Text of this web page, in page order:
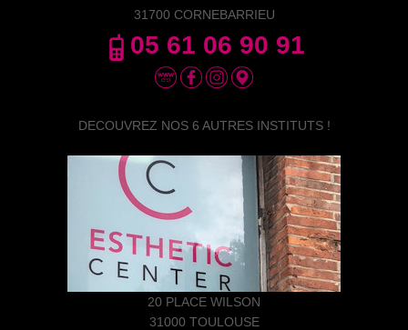
31700 CORNEBARRIEU
05 61 06 90 91
DECOUVREZ NOS 6 AUTRES INSTITUTS !
20 PLACE WILSON
31000 TOULOUSE